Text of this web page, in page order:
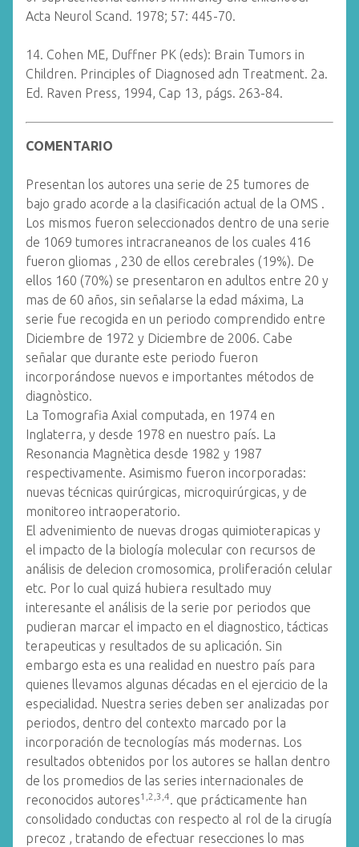
Acta Neurol Scand. 1978; 57: 445-70.
14. Cohen ME, Duffner PK (eds): Brain Tumors in
Children. Principles of Diagnosed adn Treatment. 2a.
Ed. Raven Press, 1994, Cap 13, págs. 263-84.
COMENTARIO
Presentan los autores una serie de 25 tumores de
bajo grado acorde a la clasificación actual de la OMS .
Los mismos fueron seleccionados dentro de una serie
de 1069 tumores intracraneanos de los cuales 416
fueron gliomas , 230 de ellos cerebrales (19%). De
ellos 160 (70%) se presentaron en adultos entre 20 y
mas de 60 años, sin señalarse la edad máxima, La
serie fue recogida en un periodo comprendido entre
Diciembre de 1972 y Diciembre de 2006. Cabe
señalar que durante este periodo fueron
incorporándose nuevos e importantes métodos de
diagnòstico.
La Tomografia Axial computada, en 1974 en
Inglaterra, y desde 1978 en nuestro país. La
Resonancia Magnètica desde 1982 y 1987
respectivamente. Asimismo fueron incorporadas:
nuevas técnicas quirúrgicas, microquirúrgicas, y de
monitoreo intraoperatorio.
El advenimiento de nuevas drogas quimioterapicas y
el impacto de la biología molecular con recursos de
análisis de delecion cromosomica, proliferación celular
etc. Por lo cual quizá hubiera resultado muy
interesante el análisis de la serie por periodos que
pudieran marcar el impacto en el diagnostico, tácticas
terapeuticas y resultados de su aplicación. Sin
embargo esta es una realidad en nuestro país para
quienes llevamos algunas décadas en el ejercicio de la
especialidad. Nuestra series deben ser analizadas por
periodos, dentro del contexto marcado por la
incorporación de tecnologías más modernas. Los
resultados obtenidos por los autores se hallan dentro
de los promedios de las series internacionales de
reconocidos autores1,2,3,4. que prácticamente han
consolidado conductas con respecto al rol de la cirugía
precoz , tratando de efectuar resecciones lo mas